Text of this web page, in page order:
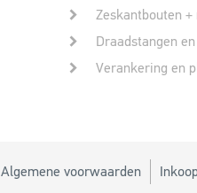
Zeskantbouten
Draadstangen
Verankering en
Algemene voorwaarden